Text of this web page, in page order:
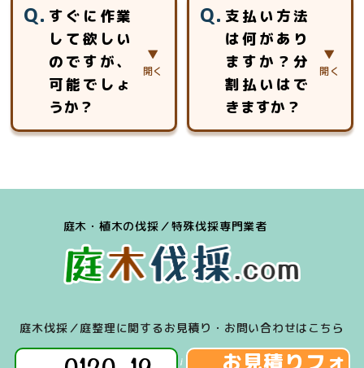
業員チームが安全
安心第一に作業致
します。
用を頂く事はあり
ません。
のお時間をいただ
いております。
お見積りは、対象
となる木の大きさ
や幹の太さ、生え
車可能な場所、搬
し、金額をお出し
させていただきま
す。
すぐに作業
して欲しい
のですが、
可能でしょ
うか？
業のケースは多数
支払い方法
は何があり
ますか？分
割払いはで
きますか？
Mastercard、
キャッシュレス決
済（iD、交通系
Linepay）」のご
庭木・植木の伐採／特殊伐採専門業者
庭木伐採／庭整理に関するお見積り・お問い合わせはこちら
お見積りフォ